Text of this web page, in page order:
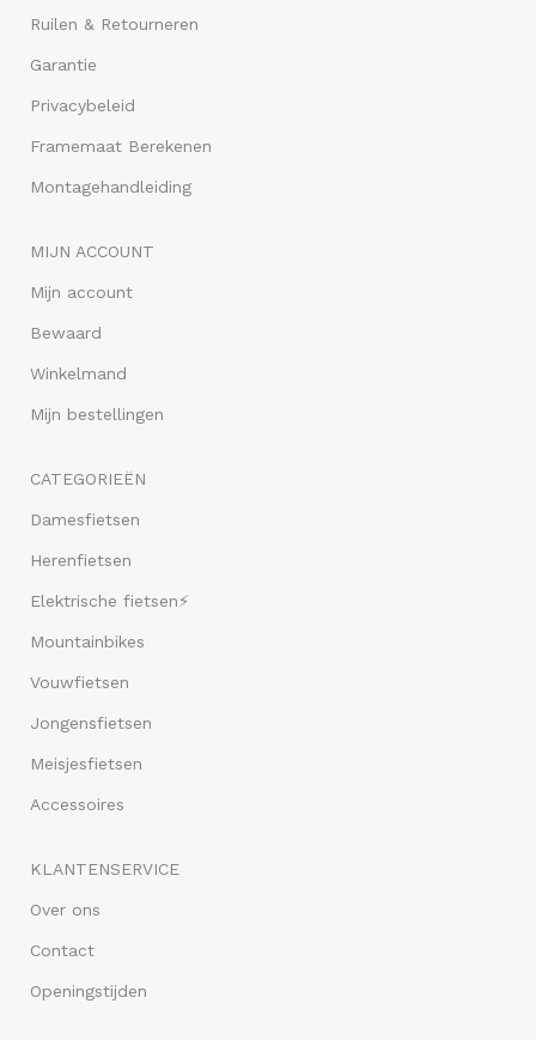
Ruilen & Retourneren
Garantie
Privacybeleid
Framemaat Berekenen
Montagehandleiding
MIJN ACCOUNT
Mijn account
Bewaard
Winkelmand
Mijn bestellingen
CATEGORIEËN
Damesfietsen
Herenfietsen
Elektrische fietsen⚡
Mountainbikes
Vouwfietsen
Jongensfietsen
Meisjesfietsen
Accessoires
KLANTENSERVICE
Over ons
Contact
Openingstijden